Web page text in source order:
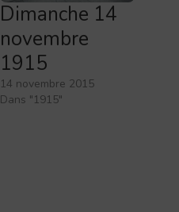
Dimanche 14
novembre
1915
14 novembre 2015
Dans "1915"